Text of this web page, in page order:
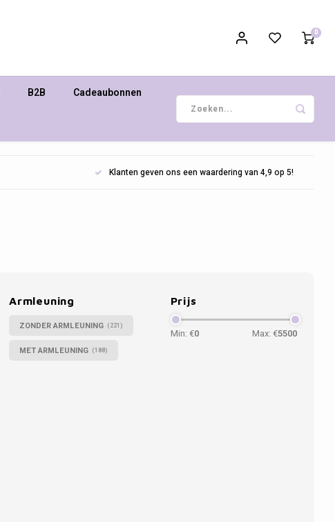
0
B2B Cadeaubonnen
Klanten geven ons een waardering van 4,9 op 5!
Armleuning
ZONDER ARMLEUNING (221)
MET ARMLEUNING (188)
Prijs
Min: €0 Max: €5500